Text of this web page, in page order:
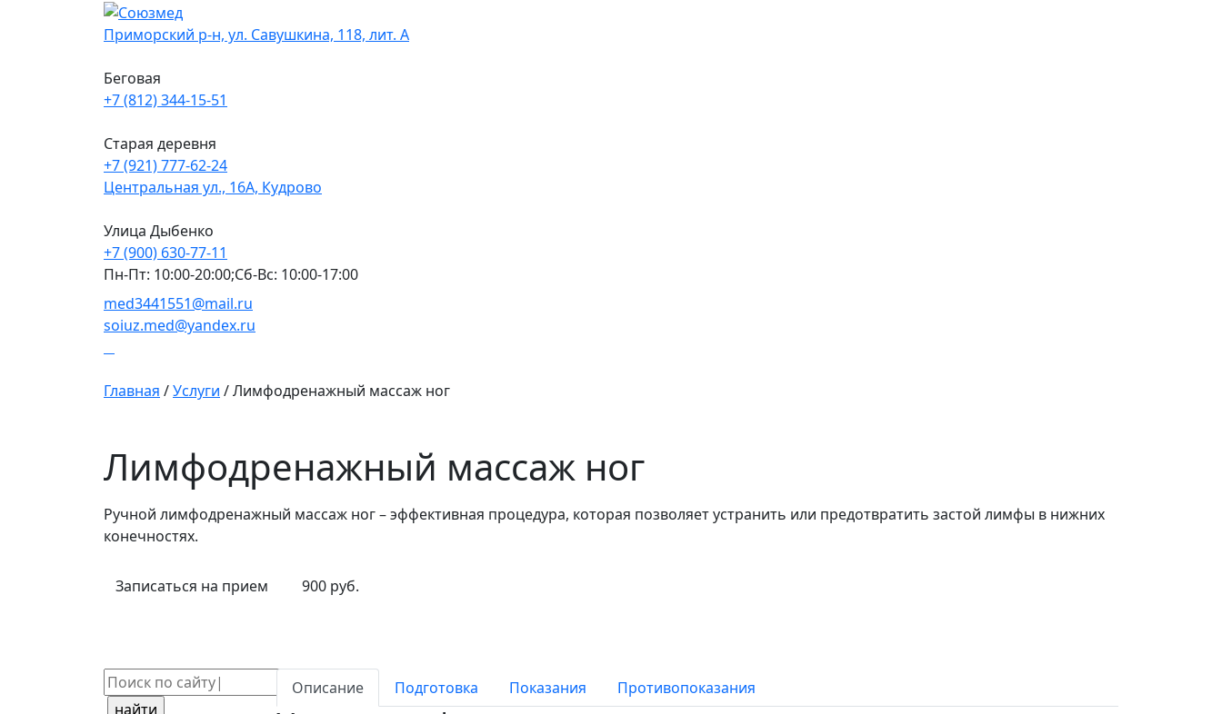
Приморский р-н, ул. Савушкина, 118, лит. А
Беговая
+7 (812) 344-15-51
Старая деревня
+7 (921) 777-62-24
Центральная ул., 16А, Кудрово
Улица Дыбенко
+7 (900) 630-77-11
Пн-Пт: 10:00-20:00;Сб-Вс: 10:00-17:00
med3441551@mail.ru
soiuz.med@yandex.ru
Главная /Услуги /Лимфодренажный массаж ног
Лимфодренажный массаж ног
Ручной лимфодренажный массаж ног – эффективная процедура, которая позволяет устранить или предотвратить застой лимфы в нижних
конечностях.
Записаться на прием 900 руб.
Поиск: Описание Подготовка Показания Противопоказания